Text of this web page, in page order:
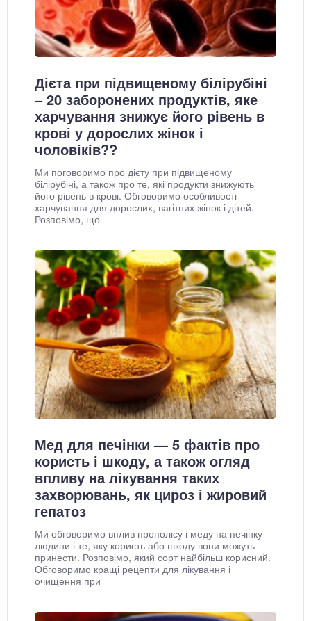
Дієта при підвищеному білірубіні
– 20 заборонених продуктів, яке
харчування знижує його рівень в
крові у дорослих жінок і
чоловіків??
Ми поговоримо про дієту при підвищеному
білірубіні, а також про те, які продукти знижують
його рівень в крові. Обговоримо особливості
харчування для дорослих, вагітних жінок і дітей.
Розповімо, що
Мед для печінки — 5 фактів про
користь і шкоду, а також огляд
впливу на лікування таких
захворювань, як цироз і жировий
гепатоз
Ми обговоримо вплив прополісу і меду на печінку
людини і те, яку користь або шкоду вони можуть
принести. Розповімо, який сорт найбільш корисний.
Обговоримо кращі рецепти для лікування і
очищення при